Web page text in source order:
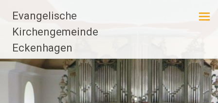
Inhalt
springen
Evangelische
Kirchengemeinde
Eckenhagen